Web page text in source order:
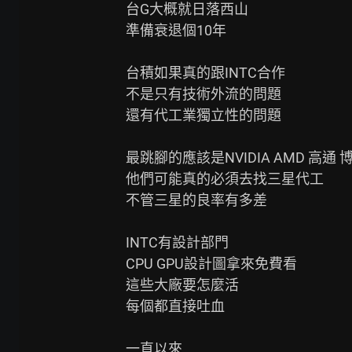
台G大概就日落西山
準備衰退個10年
台積如果真的跟INTC合作
不是只有技術外流的問題
還有代工業獨立性的問題
最跳腳的應該是NVIDIA AMD 高通
他們可能真的必須去找三星代工
不管三星的良率有多差
INTC有設計部門
CPU GPU設計圖拿來免費看
這些大廠要怎麼活
每個都直接吐血
一直以來